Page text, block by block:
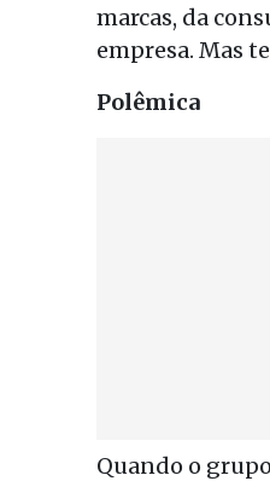
marcas, da
empresa. Mas
Polêmica
Quando o